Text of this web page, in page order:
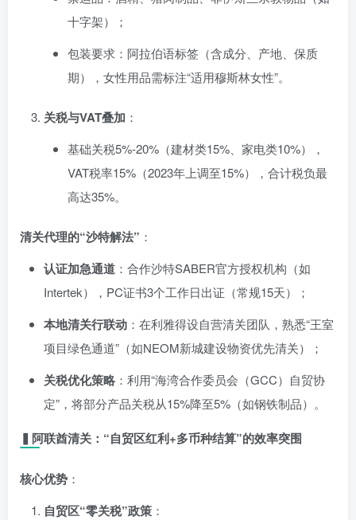
十字架）；
包装要求：阿拉伯语标签（含成分、产地、保质
期），女性用品需标注“适用穆斯林女性”。
关税与VAT叠加 ：
基础关税5%-20%（建材类15%、家电类10%），
VAT税率15%（2023年上调至15%），合计税负最
高达35%。
清关代理的“沙特解法” ：
认证加急通道 ：合作沙特SABER官方授权机构（如
Intertek），PC证书3个工作日出证（常规15天）；
本地清关行联动 ：在利雅得设自营清关团队，熟悉“王室
项目绿色通道”（如NEOM新城建设物资优先清关）；
关税优化策略 ：利用“海湾合作委员会（GCC）自贸协
定”，将部分产品关税从15%降至5%（如钢铁制品）。
▍阿联酋清关：“自贸区红利+多币种结算”的效率突围
核心优势 ：
自贸区“零关税”政策 ：